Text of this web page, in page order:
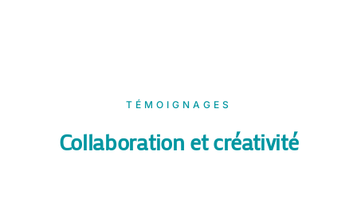
TÉMOIGNAGES
Collaboration et créativité